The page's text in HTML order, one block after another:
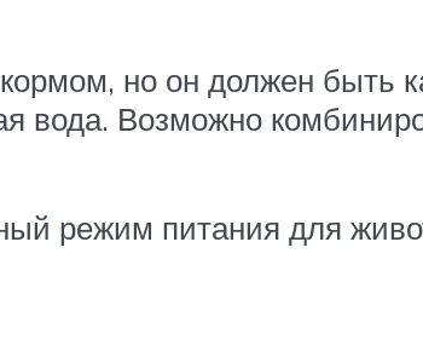
но он должен быть
вода. Возможно
режим питания для